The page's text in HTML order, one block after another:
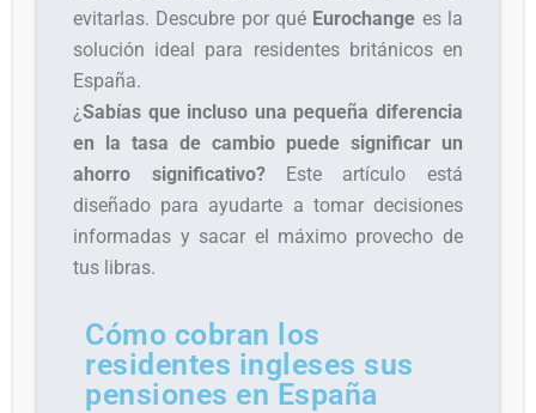
evitarlas. Descubre por qué Eurochange es la
solución ideal para residentes británicos en
España.
¿Sabías que incluso una pequeña diferencia
en la tasa de cambio puede significar un
ahorro significativo?Este artículo está
diseñado para ayudarte a tomar decisiones
informadas y sacar el máximo provecho de
tus libras.
Cómo cobran los
residentes ingleses sus
pensiones en España